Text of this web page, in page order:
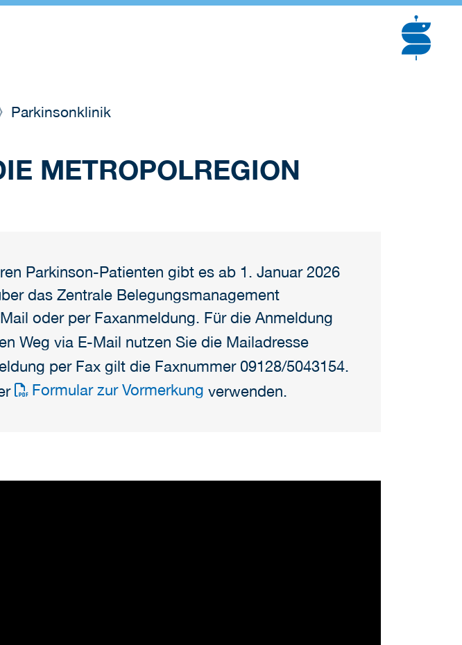
Parkinsonklinik
METROPOLREGION
Parkinson-Patienten gibt es ab 1. Januar 2026
das Zentrale Belegungsmanagement
oder per Faxanmeldung. Für die Anmeldung
Weg via E-Mail nutzen Sie die Mailadresse
per Fax gilt die Faxnummer 09128/5043154.
Formular zur Vormerkung verwenden.